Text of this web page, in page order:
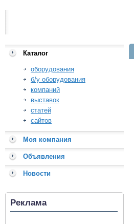
Каталог
оборудования
б/у оборудования
компаний
выставок
статей
сайтов
Моя компания
Объявления
Новости
Реклама